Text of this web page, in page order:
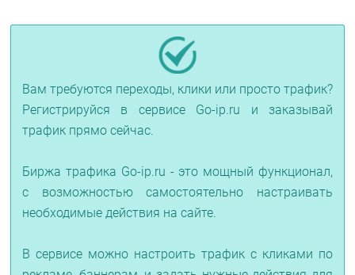
Вам требуются переходы, клики или просто трафик?
Регистрируйся в сервисе Go-ip.ru и заказывай
трафик прямо сейчас.
Биржа трафика Go-ip.ru - это мощный функционал,
с возможностью самостоятельно настраивать
необходимые действия на сайте.
В сервисе можно настроить трафик с кликами по